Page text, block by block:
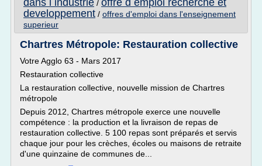
dans l industrie / offre d emploi recherche et
developpement / offres d'emploi dans l'enseignement
superieur
Chartres Métropole: Restauration collective
Votre Agglo 63 - Mars 2017
Restauration collective
La restauration collective, nouvelle mission de Chartres
métropole
Depuis 2012, Chartres métropole exerce une nouvelle
compétence : la production et la livraison de repas de
restauration collective. 5 100 repas sont préparés et servis
chaque jour pour les crèches, écoles ou maisons de retraite
d'une quinzaine de communes de...